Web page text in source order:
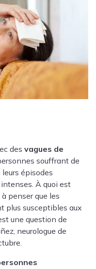
des vagues de
souffrant de
épisodes
À quoi est
penser que les
plus susceptibles aux
une question de
, neurologue de